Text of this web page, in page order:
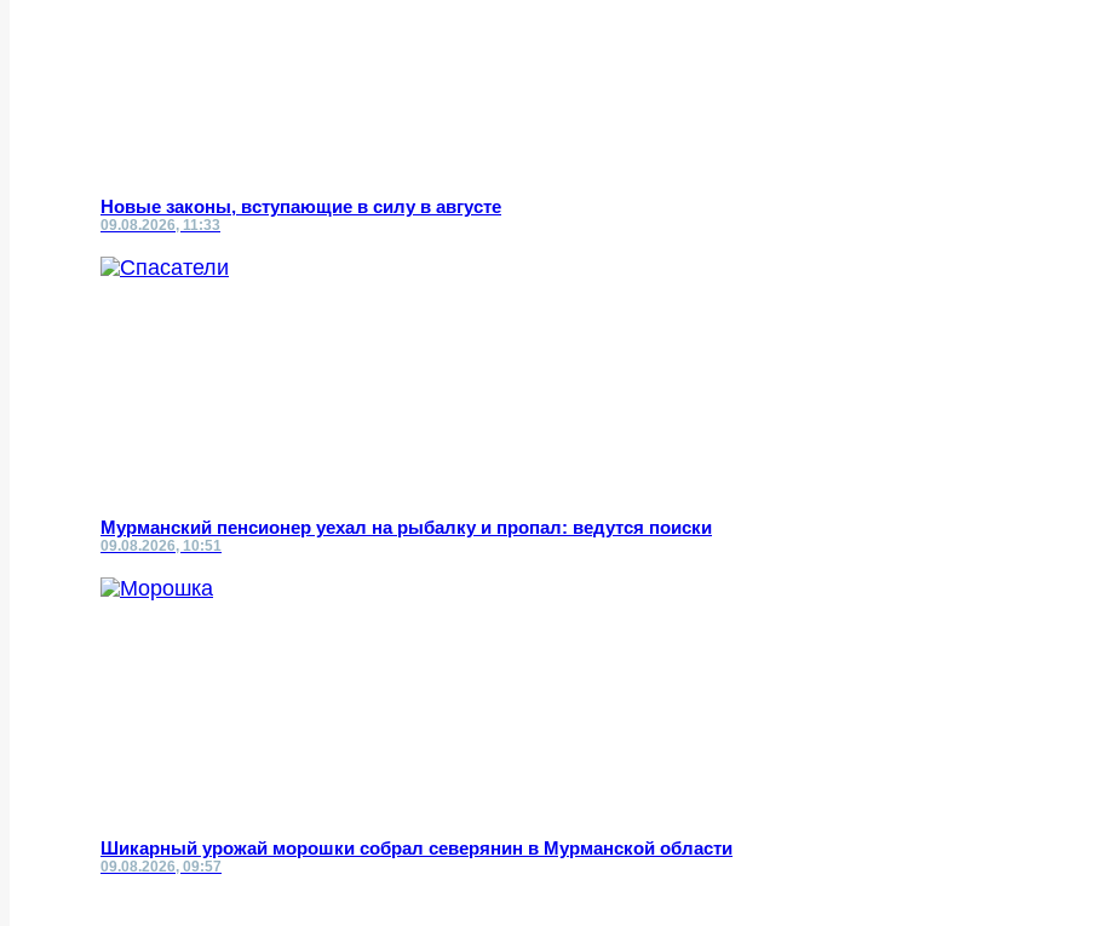
Новые законы, вступающие в силу в августе
09.08.2026, 11:33
Мурманский пенсионер уехал на рыбалку и пропал: ведутся поиски
09.08.2026, 10:51
Шикарный урожай морошки собрал северянин в Мурманской области
09.08.2026, 09:57